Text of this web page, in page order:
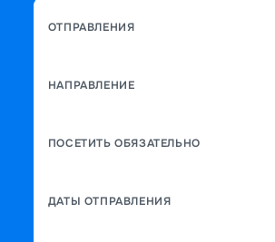
ОТПРАВЛЕНИЯ
НАПРАВЛЕНИЕ
ПОСЕТИТЬ ОБЯЗАТЕЛЬНО
ДАТЫ ОТПРАВЛЕНИЯ